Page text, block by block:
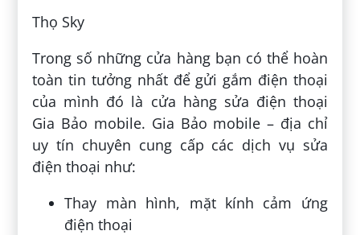
Thọ Sky
Trong số những cửa hàng bạn có thể hoàn
toàn tin tưởng nhất để gửi gắm điện thoại
của mình đó là cửa hàng sửa điện thoại
Gia Bảo mobile. Gia Bảo mobile – địa chỉ
uy tín chuyên cung cấp các dịch vụ sửa
điện thoại như:
Thay màn hình, mặt kính cảm ứng
điện thoại